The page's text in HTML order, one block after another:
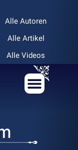
Alle Autoren
Alle Artikel
Alle Videos